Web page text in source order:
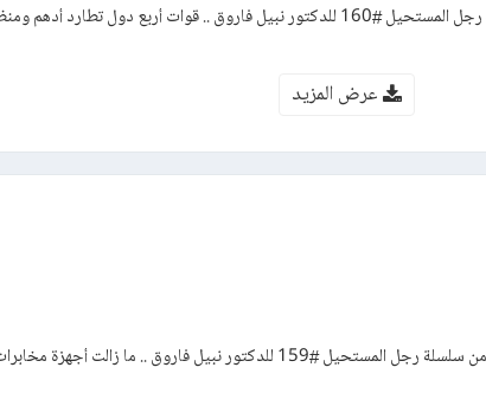
رواية الوداع – العدد مائة وستون من سلسلة رجل المستحيل #160 للدكتور نبيل فاروق .. قوات أربع دول تطارد
عرض المزيد
رواية الهجوم – العدد مائة وتسعة وخمسون من سلسلة رجل المستحيل #159 للدكتور نبيل فاروق .. ما